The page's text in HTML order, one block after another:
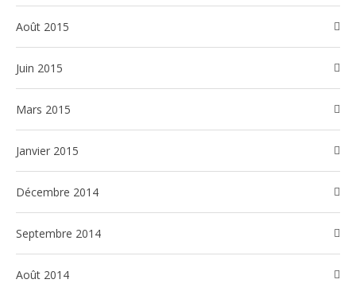
août 2015
juin 2015
mars 2015
janvier 2015
décembre 2014
septembre 2014
août 2014